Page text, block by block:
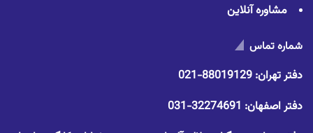
مشاوره آنلاین
شماره تماس
دفتر تهران: 88019129-021
دفتر اصفهان: 32274691-031